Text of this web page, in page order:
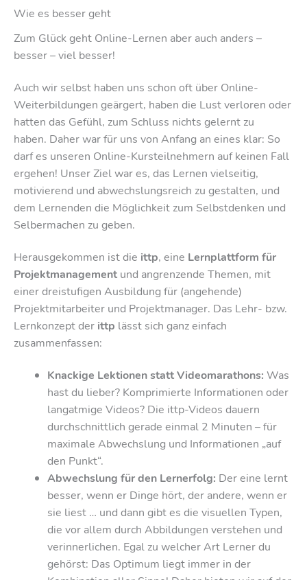
Wie es besser geht
Zum Glück geht Online-Lernen aber auch anders –
besser – viel besser!
Auch wir selbst haben uns schon oft über Online-
Weiterbildungen geärgert, haben die Lust verloren oder
hatten das Gefühl, zum Schluss nichts gelernt zu
haben. Daher war für uns von Anfang an eines klar: So
darf es unseren Online-Kursteilnehmern auf keinen Fall
ergehen! Unser Ziel war es, das Lernen vielseitig,
motivierend und abwechslungsreich zu gestalten, und
dem Lernenden die Möglichkeit zum Selbstdenken und
Selbermachen zu geben.
Herausgekommen ist die ittp, eine Lernplattform für
Projektmanagement und angrenzende Themen, mit
einer dreistufigen Ausbildung für (angehende)
Projektmitarbeiter und Projektmanager. Das Lehr- bzw.
Lernkonzept der ittp lässt sich ganz einfach
zusammenfassen:
Knackige Lektionen statt Videomarathons: Was
hast du lieber? Komprimierte Informationen oder
langatmige Videos? Die ittp-Videos dauern
durchschnittlich gerade einmal 2 Minuten – für
maximale Abwechslung und Informationen „auf
den Punkt“.
Abwechslung für den Lernerfolg: Der eine lernt
besser, wenn er Dinge hört, der andere, wenn er
sie liest … und dann gibt es die visuellen Typen,
die vor allem durch Abbildungen verstehen und
verinnerlichen. Egal zu welcher Art Lerner du
gehörst: Das Optimum liegt immer in der